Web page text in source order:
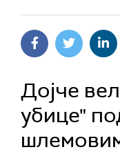
Дојче
убице"